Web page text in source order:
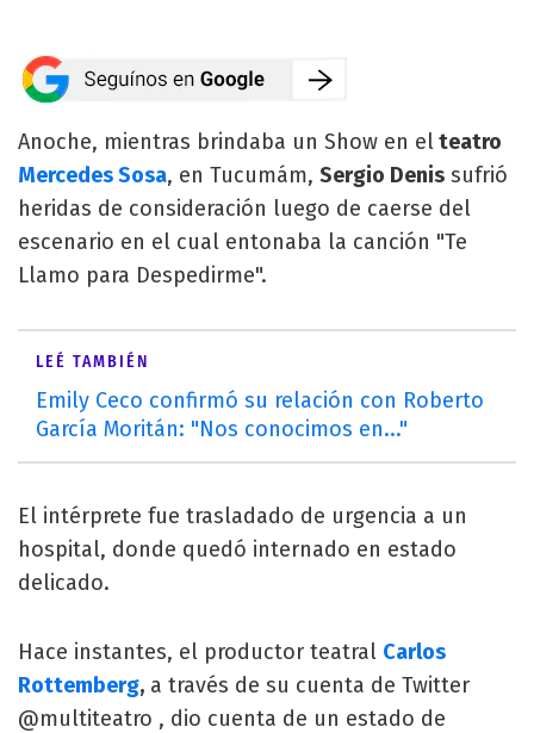
Anoche, mientras brindaba un Show en elteatro
Mercedes Sosa, en Tucumám, Sergio Denis sufrió
heridas de consideración luego de caerse del
escenario en el cual entonaba la canción "Te
Llamo para Despedirme".
LEÉ TAMBIÉN
Emily Ceco confirmó su relación con Roberto
García Moritán: "Nos conocimos en..."
El intérprete fue trasladado de urgencia a un
hospital, donde quedó internado en estado
delicado.
Hace instantes, el productor teatral Carlos
Rottemberg, a través de su cuenta de Twitter
@multiteatro , dio cuenta de un estado de